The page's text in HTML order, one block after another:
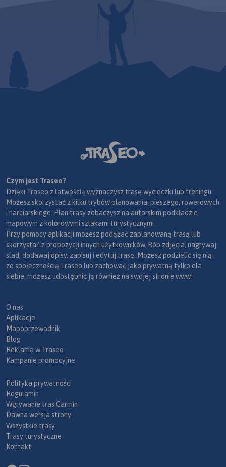
Czym jest Traseo?
Dzięki Traseo z łatwością wyznaczysz trasę wycieczki lub treningu.
Możesz skorzystać z kilku trybów planowania: pieszego, rowerowych
i narciarskiego. Plan trasy zobaczysz na autorskim podkładzie
mapowym z kolorowymi szlakami turystycznymi.
Przy pomocy aplikacji możesz podążać zaplanowaną trasą lub
skorzystać z propozycji innych użytkowników. Rób zdjęcia, nagrywaj
ślad, dodawaj opisy, zapisuj i edytuj trasę. Możesz podzielić się nią
ze społecznością Traseo lub zachować jako prywatną tylko dla
siebie, możesz udostępnić ją również na swojej stronie www!
O nas
Aplikacje
Mapoprzewodnik
Blog
Reklama w Traseo
Kampanie promocyjne
Polityka prywatności
Regulamin
Wgrywanie tras Garmin
Dawna wersja strony
Wszystkie trasy
Trasy turystyczne
Kontakt